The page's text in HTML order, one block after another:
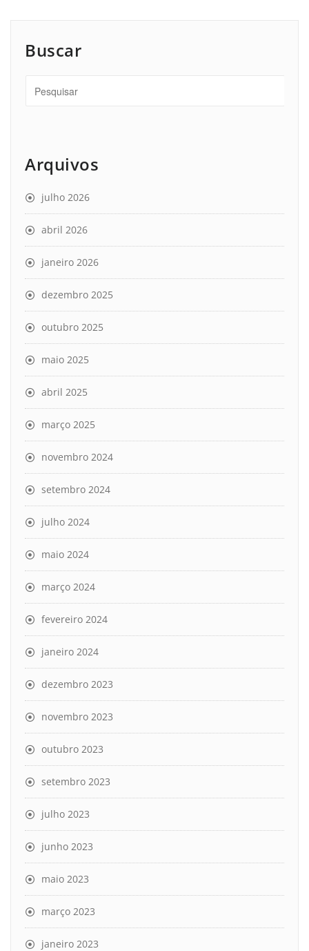
Buscar
Arquivos
julho 2026
abril 2026
janeiro 2026
dezembro 2025
outubro 2025
maio 2025
abril 2025
março 2025
novembro 2024
setembro 2024
julho 2024
maio 2024
março 2024
fevereiro 2024
janeiro 2024
dezembro 2023
novembro 2023
outubro 2023
setembro 2023
julho 2023
junho 2023
maio 2023
março 2023
janeiro 2023